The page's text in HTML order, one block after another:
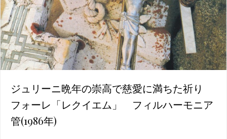
ジュリーニ晩年の崇高で慈愛に満ちた祈り
フォーレ「レクイエム」 フィルハーモニア
管(1986年)